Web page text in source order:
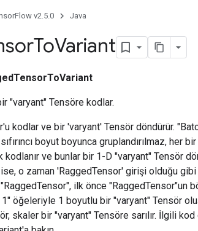
v2.5.0 Java
ToVariant
"varyant" Tensöre kodlar.
kodlar ve bir 'varyant' Tensör döndürür.
boyut boyunca gruplandırılmaz, her
kodlanır ve bunlar bir 1-D "varyant" Tensör
o zaman 'RaggedTensor' girişi olduğu
ilk önce "RaggedTensor"un
öğeleriyle 1 boyutlu bir "varyant" Tensör
skaler bir "varyant" Tensöre sarılır. İlgili kod